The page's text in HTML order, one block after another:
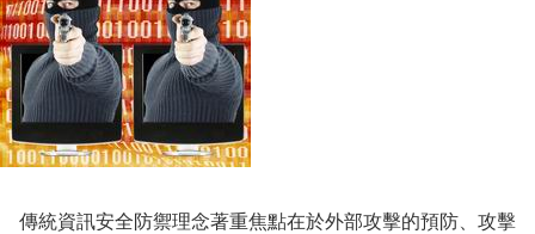
傳統資訊安全防禦理念著重焦點在於外部攻擊的預防、攻擊